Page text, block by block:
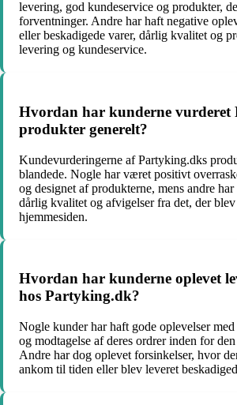
levering, god kundeservice og produkter,
forventninger. Andre har haft negative
eller beskadigede varer, dårlig kvalitet og
levering og kundeservice.
Hvordan har kunderne vurderet
produkter generelt?
Kundevurderingerne af Partyking.dks
blandede. Nogle har været positivt
og designet af produkterne, mens andre
dårlig kvalitet og afvigelser fra det, der
hjemmesiden.
Hvordan har kunderne oplevet
hos Partyking.dk?
Nogle kunder har haft gode oplevelser
og modtagelse af deres ordrer inden for
Andre har dog oplevet forsinkelser, hvor
ankom til tiden eller blev leveret